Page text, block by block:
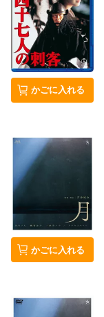
かごに入れる
かごに入れる